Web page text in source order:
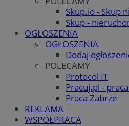
Skup.io - Skup
Skup -
OGŁOSZENIA
OGŁOSZENIA
Dodaj
POLECAMY
Protocol IT
Pracuj.pl -
Praca Zabrze
REKLAMA
WSPÓŁPRACA